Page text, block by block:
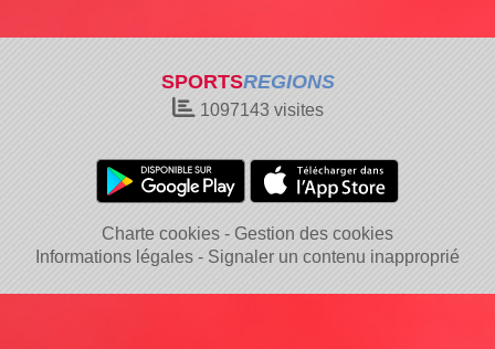
SPORTSREGIONS
1097143 visites
Charte cookies
Gestion des cookies
Informations légales
Signaler un contenu inapproprié